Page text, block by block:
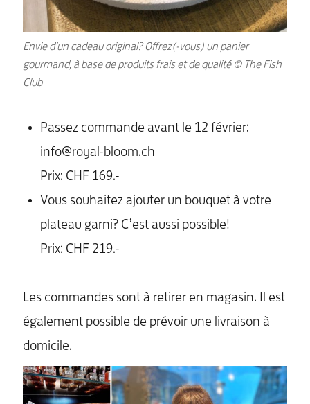
Envie d’un cadeau original? Offrez(-vous) un panier
gourmand, à base de produits frais et de qualité © The Fish
Club
Passez commande avant le 12 février:
info@royal-bloom.ch
Prix: CHF 169.-
Vous souhaitez ajouter un bouquet à votre
plateau garni? C’est aussi possible!
Prix: CHF 219.-
Les commandes sont à retirer en magasin. Il est
également possible de prévoir une livraison à
domicile.